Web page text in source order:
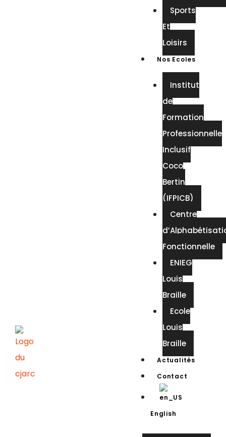
Sports
Et
Loisirs
Nos Ecoles
Institut
de
Formation
Professionnelle
Inclusif
Coco
Bertin
(IFPICB)
Centre
Fonctionnelle
ENIEG
Louis
Braille
Ecole
Louis
Braille
Actualités
Contact
English